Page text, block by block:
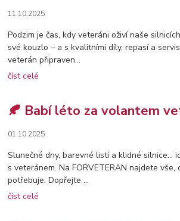
11.10.2025
Podzim je čas, kdy veteráni oživí naše
své kouzlo – a s kvalitními díly, repasí a
veterán připraven...
číst celé
🍂 Babí léto za volantem
01.10.2025
Slunečné dny, barevné listí a klidné silnice…
s veteránem. Na FORVETERAN najdete vše,
potřebuje. Dopřejte ...
číst celé